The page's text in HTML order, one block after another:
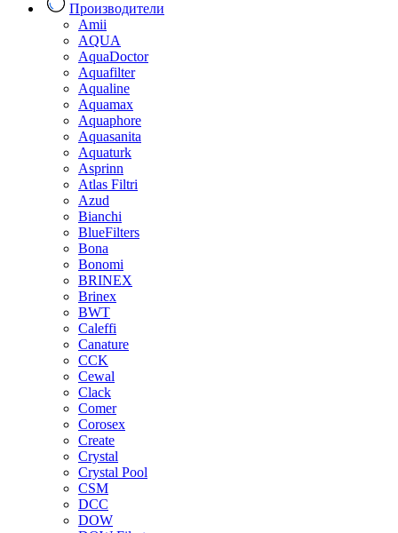
Производители
Amii
AQUA
AquaDoctor
Aquafilter
Aqualine
Aquamax
Aquaphore
Aquasanita
Aquaturk
Asprinn
Atlas Filtri
Azud
Bianchi
BlueFilters
Bona
Bonomi
BRINEX
Brinex
BWT
Caleffi
Canature
CCK
Cewal
Clack
Comer
Corosex
Create
Crystal
Crystal Pool
CSM
DCC
DOW